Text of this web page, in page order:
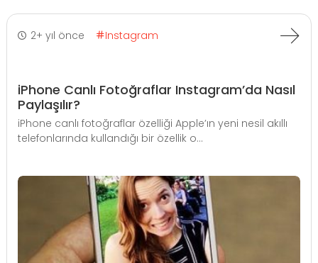
2+ yıl önce Instagram
iPhone Canlı Fotoğraflar Instagram’da Nasıl
Paylaşılır?
iPhone canlı fotoğraflar özelliği Apple’ın yeni nesil akıllı
telefonlarında kullandığı bir özellik o...